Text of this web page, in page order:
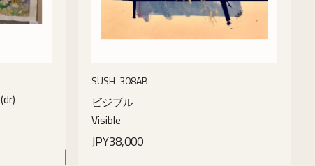
SUSH-308AB
ビジブル
Visible
JPY38,000